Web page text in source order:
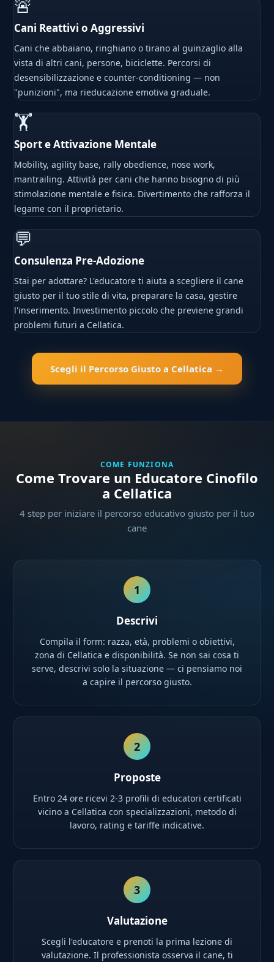
🚨
Cani Reattivi o Aggressivi
Cani che abbaiano, ringhiano o tirano al guinzaglio alla
vista di altri cani, persone, biciclette. Percorsi di
desensibilizzazione e counter-conditioning — non
"punizioni", ma rieducazione emotiva graduale.
🏋
Sport e Attivazione Mentale
Mobility, agility base, rally obedience, nose work,
mantrailing. Attività per cani che hanno bisogno di più
stimolazione mentale e fisica. Divertimento che rafforza il
legame con il proprietario.
💬
Consulenza Pre-Adozione
Stai per adottare? L'educatore ti aiuta a scegliere il cane
giusto per il tuo stile di vita, preparare la casa, gestire
l'inserimento. Investimento piccolo che previene grandi
problemi futuri a Cellatica.
Scegli il Percorso Giusto a Cellatica →
COME FUNZIONA
Come Trovare un Educatore Cinofilo
a Cellatica
4 step per iniziare il percorso educativo giusto per il tuo
cane
1
Descrivi
Compila il form: razza, età, problemi o obiettivi,
zona di Cellatica e disponibilità. Se non sai cosa ti
serve, descrivi solo la situazione — ci pensiamo noi
a capire il percorso giusto.
2
Proposte
Entro 24 ore ricevi 2-3 profili di educatori certificati
vicino a Cellatica con specializzazioni, metodo di
lavoro, rating e tariffe indicative.
3
Valutazione
Scegli l'educatore e prenoti la prima lezione di
valutazione. Il professionista osserva il cane, ti